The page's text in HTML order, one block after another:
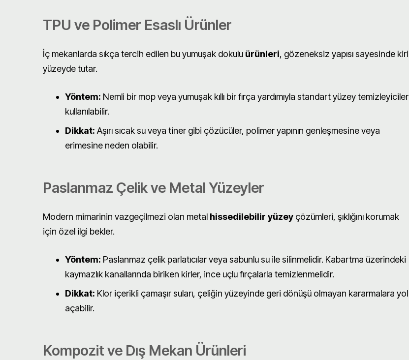
TPU ve Polimer Esaslı Ürünler
İç mekanlarda sıkça tercih edilen bu yumuşak dokulu ürünleri, gözeneksiz yapısı sayesinde kiri
yüzeyde tutar.
Yöntem: Nemli bir mop veya yumuşak kıllı bir fırça yardımıyla standart yüzey temizleyiciler
kullanılabilir.
Dikkat:Aşırı sıcak su veya tiner gibi çözücüler, polimer yapının genleşmesine veya
erimesine neden olabilir.
Paslanmaz Çelik ve Metal Yüzeyler
Modern mimarinin vazgeçilmezi olan metal hissedilebilir yüzey çözümleri, şıklığını korumak
için özel ilgi bekler.
Yöntem: Paslanmaz çelik parlatıcılar veya sabunlu su ile silinmelidir. Kabartma üzerindeki
kaymazlık kanallarında biriken kirler, ince uçlu fırçalarla temizlenmelidir.
Dikkat: Klor içerikli çamaşır suları, çeliğin yüzeyinde geri dönüşü olmayan kararmalara yol
açabilir.
Kompozit ve Dış Mekan Ürünleri